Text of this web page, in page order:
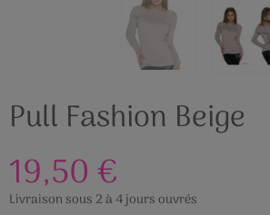
Pull Fashion Beige
19,50 €
Livraison sous 2 à 4 jours ouvrés